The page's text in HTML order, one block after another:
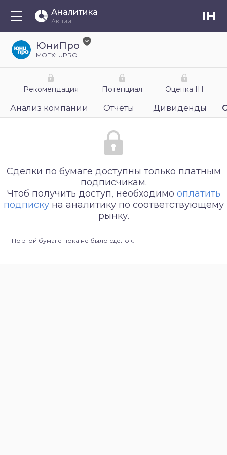
Аналитика
Акции IH
ЮниПро
MOEX: UPRO
Рекомендация Потенциал Оценка IH
Анализ компании Отчёты Дивиденды
Сделки по бумаге доступны только платным
подписчикам.
Чтоб получить доступ, необходимо оплатить
подпискуна аналитику по соответствующему
рынку.
По этой бумаге пока не было сделок.